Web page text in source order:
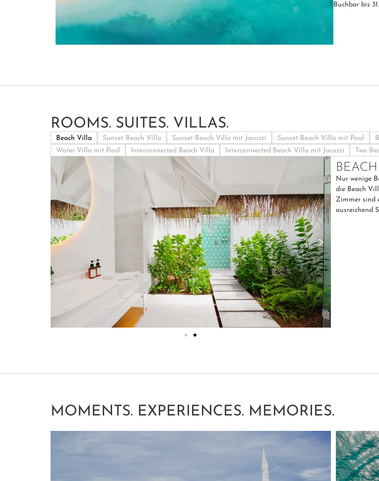
Buchbar bis
ROOMS. SUITES. VILLAS.
Beach Villa Sunset Beach Villa Sunset Beach Villa mit Jacuzzi Sunset Beach Villa mit Pool
Water Villa mit Pool
Interconnected Beach Villa Interconnected Beach Villa mit Jacuzzi Two
Nur wenige
die Beach
Zimmer sind
ausreichend
MOMENTS. EXPERIENCES. MEMORIES.